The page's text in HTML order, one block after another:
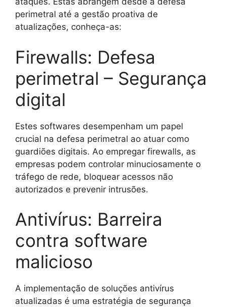
perimetral até a gestão proativa de
atualizações, conheça-as:
Firewalls: Defesa
perimetral – Segurança
digital
Estes softwares desempenham um papel
crucial na defesa perimetral ao atuar como
guardiões digitais. Ao empregar firewalls, as
empresas podem controlar minuciosamente o
tráfego de rede, bloquear acessos não
autorizados e prevenir intrusões.
Antivírus: Barreira
contra software
malicioso
A implementação de soluções antivírus
atualizadas é uma estratégia de segurança